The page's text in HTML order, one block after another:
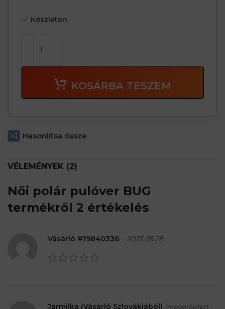
Készleten
KOSÁRBA TESZEM
Hasonlítsa össze
VÉLEMÉNYEK (2)
Női polár pulóver BUG
termékről 2 értékelés
Vásárló #19840336 – 2025.05.28.
Jarmilka (Vásárló Szlovákiából) (megerősített